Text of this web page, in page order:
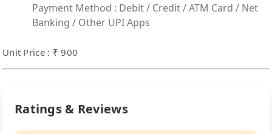
Payment Method : Debit / Credit / ATM Card / Net
Banking / Other UPI Apps
Unit Price : ₹ 900
Ratings & Reviews